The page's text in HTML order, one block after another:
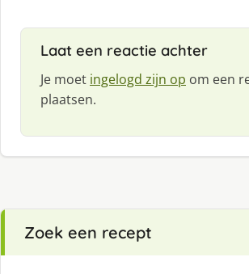
Laat een reactie achter
Je moet ingelogd zijn op om een
plaatsen.
Zoek een recept